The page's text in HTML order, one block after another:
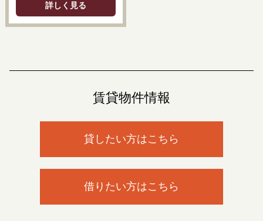
詳しく見る
賃貸物件情報
貸したい方はこちら
借りたい方はこちら